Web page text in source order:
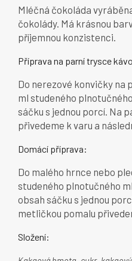
Mléčná čokoláda
čokolády. Má krásnou
příjemnou konzistenci.
Příprava na parní trysce
Do nerezové konvičky na
ml studeného
sáčku s jednou porcí. Na
přivedeme k varu a
Domácí příprava:
Do malého hrnce nebo
studeného plnotučného
obsah sáčku s jednou
metličkou pomalu
Složení: